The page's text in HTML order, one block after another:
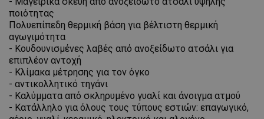
ποιότητας
Πολυεπίπεδη θερμική βάση για βέλτιστη θερμική
αγωγιμότητα
- Κουδουνισμένες λαβές από ανοξείδωτο ατσάλι για
επιπλέον αντοχή
- Κλίμακα μέτρησης για τον όγκο
- αντικολλητικό τηγάνι
- Καλύμματα από σκληρυμένο γυαλί και άνοιγμα ατμού
- Κατάλληλο για όλους τους τύπους εστιών: επαγωγικό,